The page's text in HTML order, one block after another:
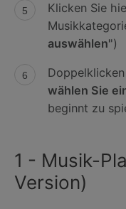
Klicken Sie
auswählen'')
wählen Sie
beginnt zu
1 - Musik-
Version)